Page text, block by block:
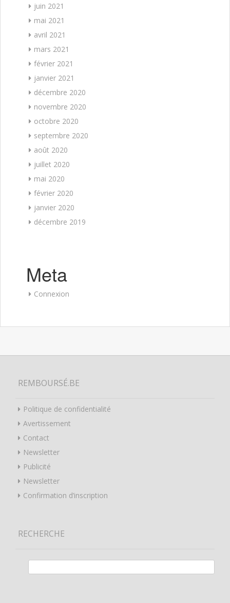
juin 2021
mai 2021
avril 2021
mars 2021
février 2021
janvier 2021
décembre 2020
novembre 2020
octobre 2020
septembre 2020
août 2020
juillet 2020
mai 2020
février 2020
janvier 2020
décembre 2019
Meta
Connexion
REMBOURSÉ.BE
Politique de confidentialité
Avertissement
Contact
Newsletter
Publicité
Newsletter
Confirmation d’inscription
RECHERCHE